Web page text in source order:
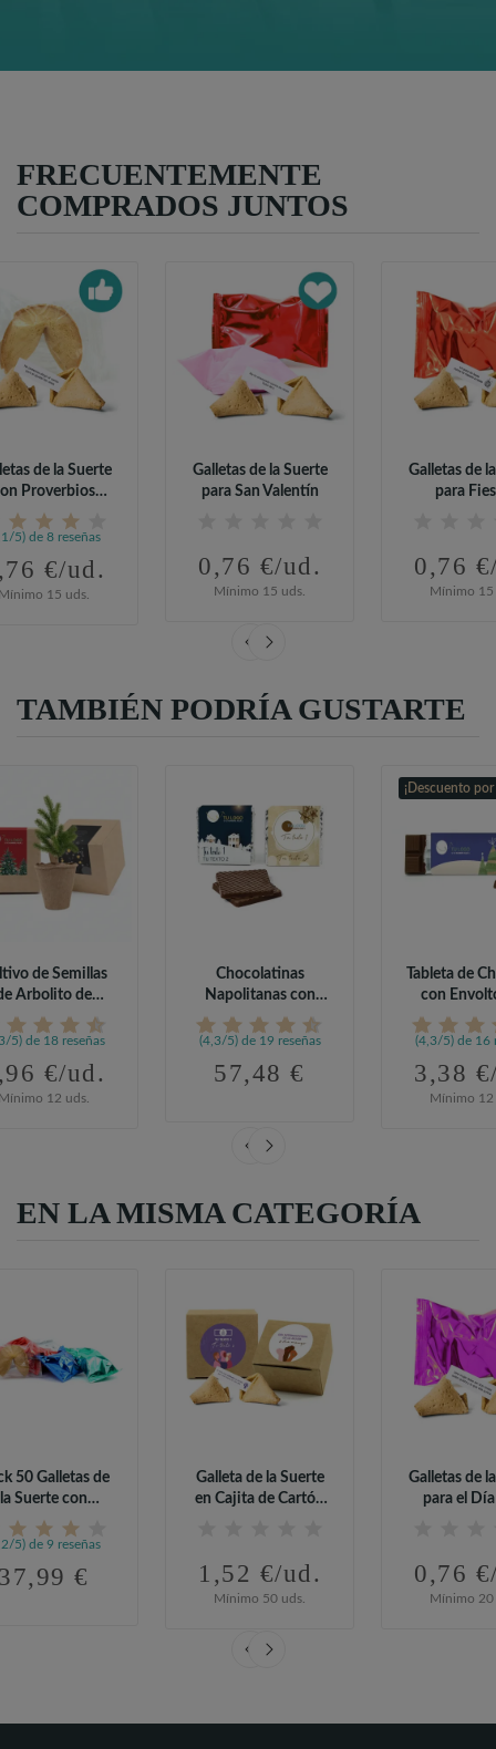
FRECUENTEMENTE
COMPRADOS JUNTOS
de la Suerte
Proverbios
Generales
5) de 8 reseñas
€/ud.
15 uds.
Galletas de la Suerte
para San Valentín
0,76 €/ud.
Mínimo 15 uds.
Galletas de
para
0,76
Mínimo 15
TAMBIÉN PODRÍA GUSTARTE
de Semillas
Arbolito de
Navidad en...
5) de 18 reseñas
€/ud.
12 uds.
Chocolatinas
Napolitanas con
Foto para Navidad...
(4,3/5) de 19 reseñas
57,48 €
¡Descuento
Tableta de
con
(4,3/5) de 16
3,38
Mínimo 12
EN LA MISMA CATEGORÍA
50 Galletas de
la Suerte con
Proverbios...
5) de 9 reseñas
€
Galleta de la Suerte
en Cajita de Cartón
1,52 €/ud.
Mínimo 50 uds.
Galletas de
para el
0,76
Mínimo 20